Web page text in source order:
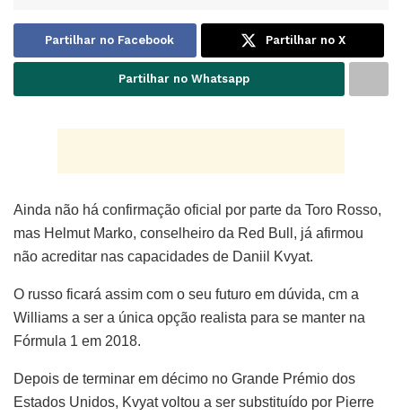
Partilhar no Facebook Partilhar no X
Partilhar no Whatsapp
Ainda não há confirmação oficial por parte da Toro Rosso,
mas Helmut Marko, conselheiro da Red Bull, já afirmou
não acreditar nas capacidades de Daniil Kvyat.
O russo ficará assim com o seu futuro em dúvida, cm a
Williams a ser a única opção realista para se manter na
Fórmula 1 em 2018.
Depois de terminar em décimo no Grande Prémio dos
Estados Unidos, Kvyat voltou a ser substituído por Pierre